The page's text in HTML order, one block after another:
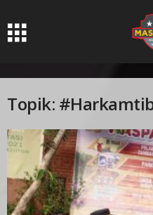
Topik: